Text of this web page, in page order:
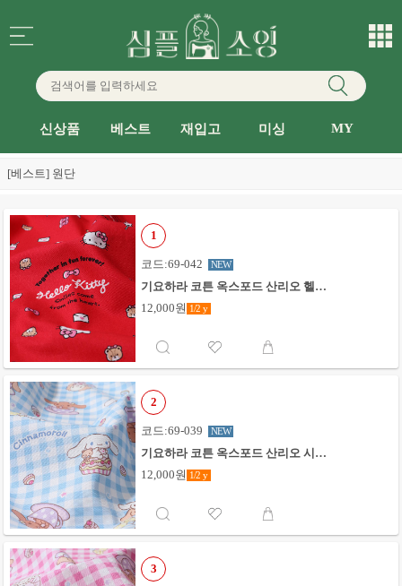
신상품 베스트 재입고 미싱 MY
[베스트] 원단
1
코드:69-042 NEW
기요하라 코튼 옥스포드 산리오 헬로
12,000원 1/2 y
2
코드:69-039 NEW
기요하라 코튼 옥스포드 산리오 시나
12,000원 1/2 y
3